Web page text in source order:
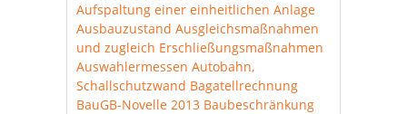
Aufspaltung einer einheitlichen Anlage
Ausbauzustand Ausgleichsmaßnahmen
und zugleich Erschließungsmaßnahmen
Auswahlermessen Autobahn,
Schallschutzwand Bagatellrechnung
BauGB-Novelle 2013 Baubeschränkung